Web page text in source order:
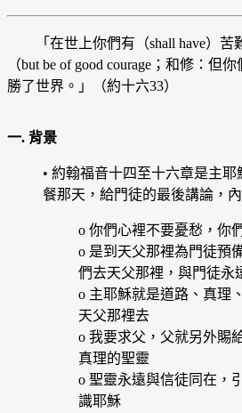
「在世上你們有（shall have）苦
（but be of good courage；和修：但
勝了世界。」（約十六33）
一. 背景
• 約翰福音十四至十六章是主
餐那天，給門徒的最後講論，內
o 你們心裡不要憂愁，你
o 是到天父那裡為門徒預
們去天父那裡，與門徒永
o 主耶穌就是道路、真理
天父那裡去
o 我要求父，父就另外賜
真理的聖靈
o 聖靈永遠與信徒同在，
識耶穌